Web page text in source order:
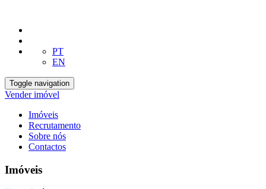
PT
EN
Toggle navigation
Vender imóvel
Imóveis
Recrutamento
Sobre nós
Contactos
Imóveis